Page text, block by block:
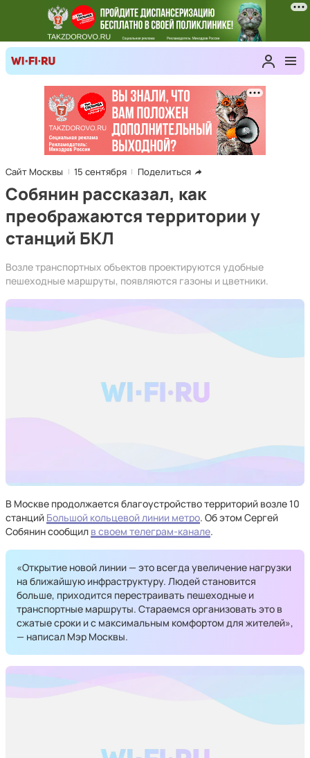
Сайт Москвы 15 сентября Поделиться
Собянин рассказал, как
преображаются территории у
станций БКЛ
Возле транспортных объектов проектируются удобные
пешеходные маршруты, появляются газоны и цветники.
В Москве продолжается благоустройство территорий возле 10
станций Большой кольцевой линии метро. Об этом Сергей
Собянин сообщил в своем телеграм-канале.
«Открытие новой линии — это всегда увеличение нагрузки
на ближайшую инфраструктуру. Людей становится
больше, приходится перестраивать пешеходные и
транспортные маршруты. Стараемся организовать это в
сжатые сроки и с максимальным комфортом для жителей»,
— написал Мэр Москвы.